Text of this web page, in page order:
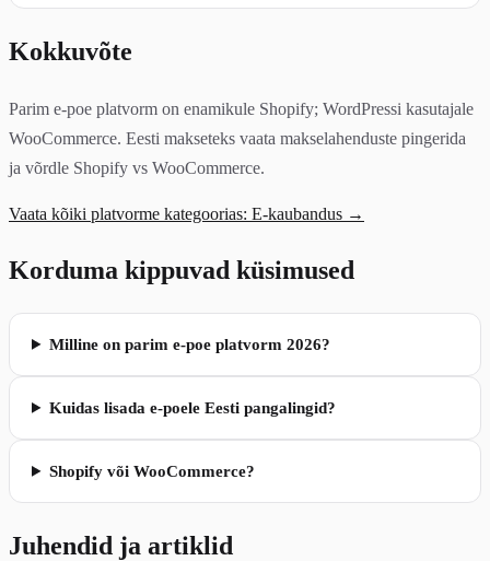
Kokkuvõte
Parim e-poe platvorm on enamikule Shopify; WordPressi kasutajale
WooCommerce. Eesti makseteks vaata makselahenduste pingerida
ja võrdle Shopify vs WooCommerce.
Vaata kõiki platvorme kategoorias: E-kaubandus →
Korduma kippuvad küsimused
Milline on parim e-poe platvorm 2026?
Kuidas lisada e-poele Eesti pangalingid?
Shopify või WooCommerce?
Juhendid ja artiklid